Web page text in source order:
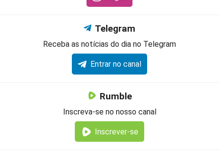
Telegram
Receba as notícias do dia no Telegram
Entrar no canal
Rumble
Inscreva-se no nosso canal
Inscrever-se